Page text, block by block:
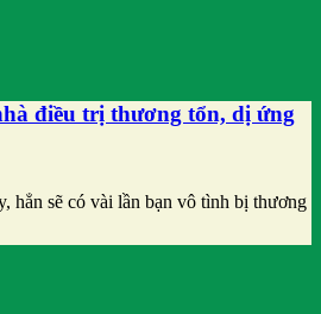
điều trị thương tổn, dị ứng
hẳn sẽ có vài lần bạn vô tình bị thương